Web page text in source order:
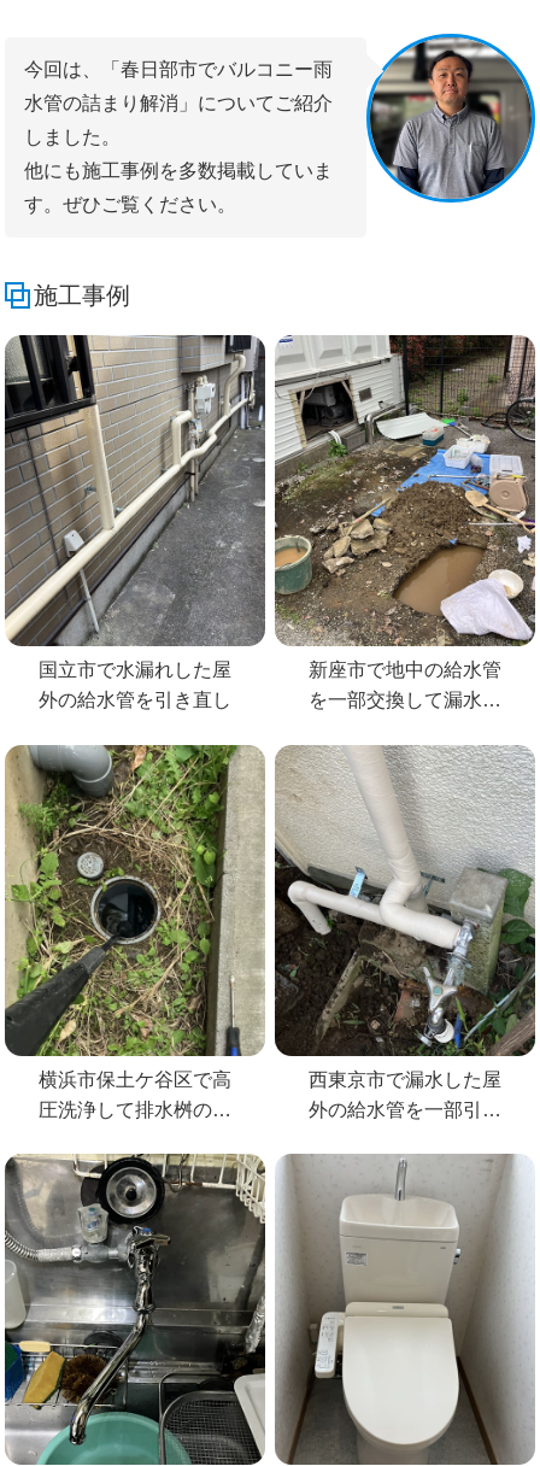
今回は、「春日部市でバルコニー雨
水管の詰まり解消」についてご紹介
しました。
他にも施工事例を多数掲載していま
す。ぜひご覧ください。
施工事例
国立市で水漏れした屋
外の給水管を引き直し
新座市で地中の給水管
を一部交換して漏水修
横浜市保土ケ谷区で高
圧洗浄して排水桝の詰
西東京市で漏水した屋
外の給水管を一部引き